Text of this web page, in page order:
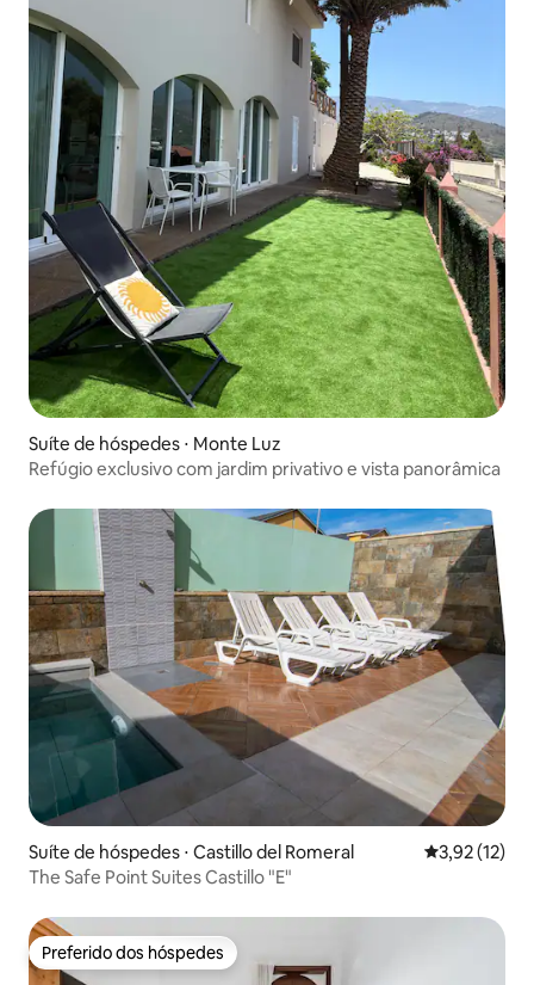
Suíte de hóspedes ⋅ Monte Luz
Refúgio exclusivo com jardim privativo e vista panorâmica
Suíte de hóspedes ⋅ Castillo del Romeral 3,92 de uma
3,92 (12)
The Safe Point Suites Castillo "E"
Preferido dos hóspedes
Preferido dos hóspedes